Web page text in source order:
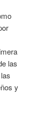
las
y